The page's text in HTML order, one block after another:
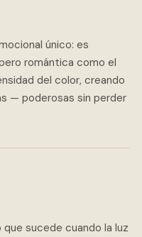
único: es
romántica como el
del color, creando
— poderosas sin perder
que sucede cuando la luz